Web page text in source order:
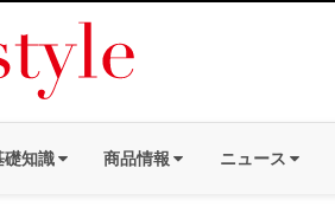
礎知識 商品情報 ニュース